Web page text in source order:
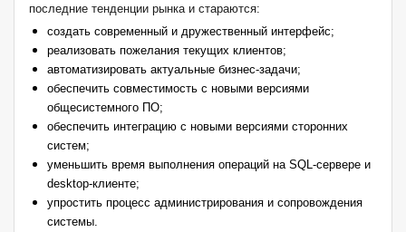
последние тенденции рынка и стараются:
создать современный и дружественный интерфейс;
реализовать пожелания текущих клиентов;
автоматизировать актуальные бизнес-задачи;
обеспечить совместимость с новыми версиями
общесистемного ПО;
обеспечить интеграцию с новыми версиями сторонних
систем;
уменьшить время выполнения операций на SQL -сервере и
desktop-клиенте;
упростить процесс администрирования и сопровождения
системы.